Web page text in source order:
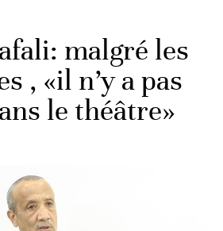
malgré les
, «il n’y a pas
le théâtre»